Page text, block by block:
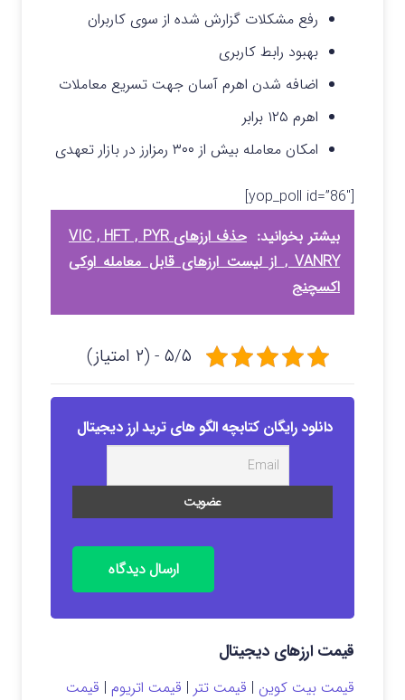
رفع مشکلات گزارش شده از سوی کاربران
بهبود رابط کاربری
اضافه شدن اهرم آسان جهت تسریع معاملات
اهرم ۱۲۵ برابر
امکان معامله بیش از ۳۰۰ رمزارز در بازار تعهدی
[yop_poll id=”86″]
بیشتر بخوانید:
حذف ارزهای VIC , HFT , PYR
, VANRY از لیست ارزهای قابل معامله اوکی
اکسچنج
۵/۵ - (۲ امتیاز)
دانلود رایگان کتابچه الگو های ترید ارز دیجیتال
ارسال دیدگاه
قیمت ارزهای دیجیتال
قیمت بیت کوین | قیمت تتر | قیمت اتریوم | قیمت